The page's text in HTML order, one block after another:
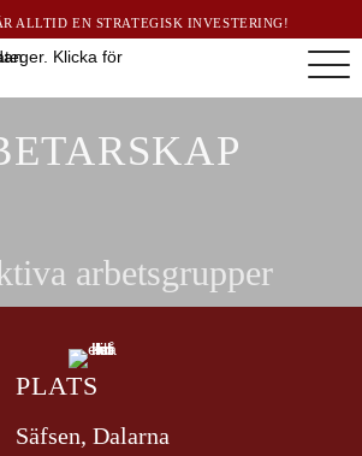
ALLTID EN STRATEGISK INVESTERING!
arbetsgrupper
PLATS
Säfsen, Dalarna